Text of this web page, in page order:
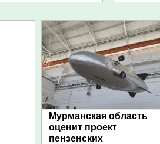
Мурманская область
оценит проект
пензенских